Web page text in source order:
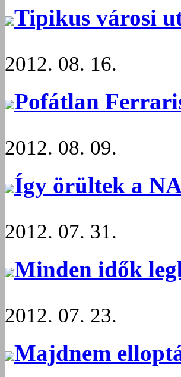
Tipikus városi
2012. 08. 16.
Pofátlan
2012. 08. 09.
Így örültek a
2012. 07. 31.
Minden idők
2012. 07. 23.
Majdnem